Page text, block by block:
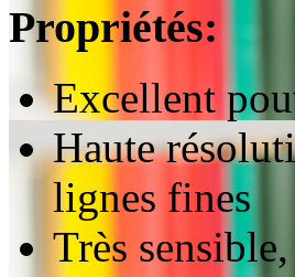
Propriétés:
Excellent
Haute
lignes fines
Très